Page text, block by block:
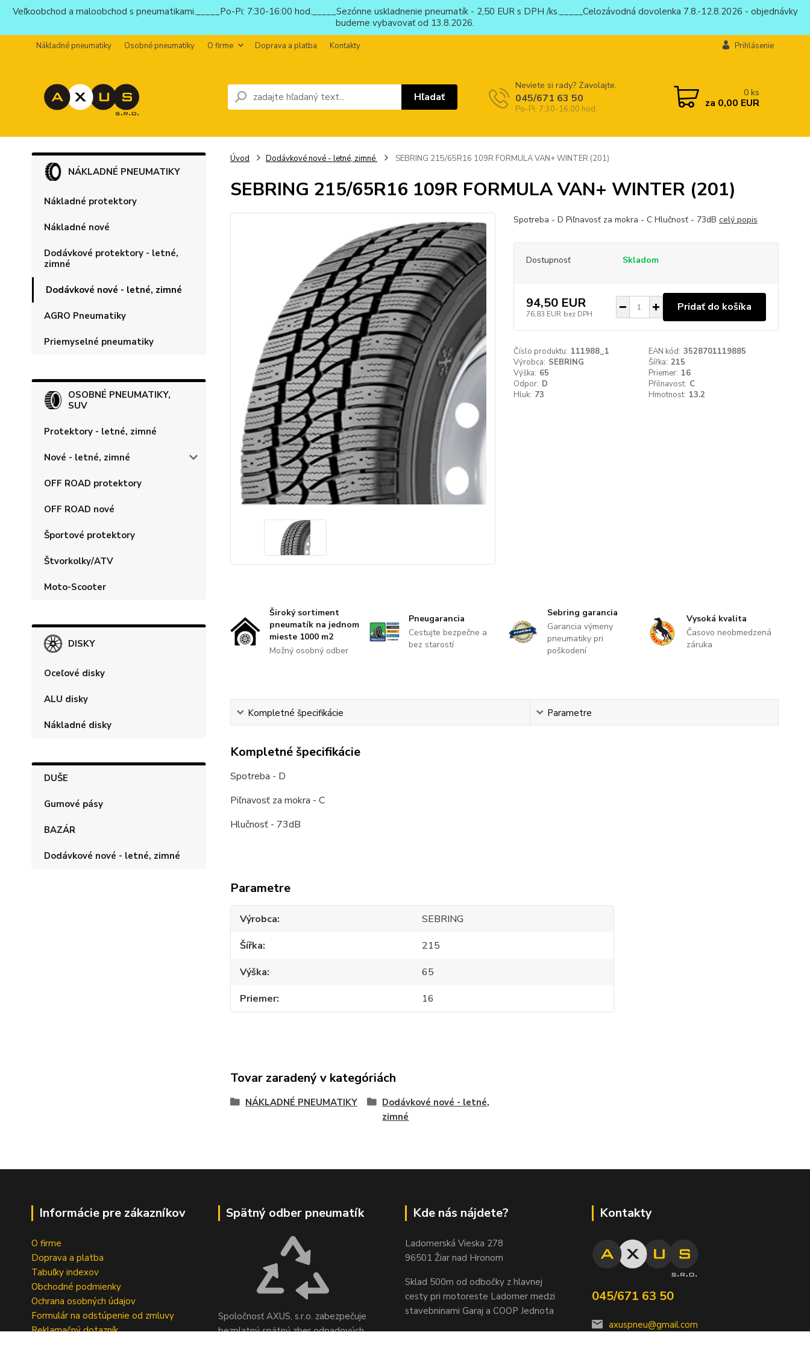
Veľkoobchod a maloobchod s pneumatikami._____Po-Pi: 7:30-16:00 hod._____Sezónne uskladnenie pneumatík - 2,50 EUR s DPH /ks._____Celozávodná dovolenka 7.8.-12.8.2026 - objednávky
budeme vybavovať od 13.8.2026.
Nákladné pneumatiky Osobné pneumatiky O firme Doprava a platba Kontakty Prihlásenie
Hľadať
Neviete si rady? Zavolajte.
045/671 63 50
Po-Pi: 7:30-16:00 hod.
0 ks
za 0,00 EUR
NÁKLADNÉ PNEUMATIKY
Nákladné protektory
Nákladné nové
Dodávkové protektory - letné,
zimné
Dodávkové nové - letné, zimné
AGRO Pneumatiky
Priemyselné pneumatiky
OSOBNÉ PNEUMATIKY,
SUV
Protektory - letné, zimné
Nové - letné, zimné
OFF ROAD protektory
OFF ROAD nové
Športové protektory
Štvorkolky/ATV
Moto-Scooter
DISKY
Oceľové disky
ALU disky
Nákladné disky
DUŠE
Gumové pásy
BAZÁR
Dodávkové nové - letné, zimné
Úvod Dodávkové nové - letné, zimné SEBRING 215/65R16 109R FORMULA VAN+ WINTER (201)
SEBRING 215/65R16 109R FORMULA VAN+ WINTER (201)
Spotreba - D Piľnavosť za mokra - C Hlučnosť - 73dB celý popis
Dostupnosť Skladom
94,50 EUR
76,83 EUR bez DPH
Pridať do košíka
Číslo produktu: 111988_1 EAN kód: 3528701119885
Výrobca: SEBRING Šířka: 215
Výška: 65 Priemer: 16
Odpor: D Přilnavost: C
Hluk: 73 Hmotnost: 13.2
Široký sortiment
pneumatík na jednom
mieste 1000 m2
Možný osobný odber
Pneugarancia
Cestujte bezpečne a
bez starostí
Sebring garancia
Garancia výmeny
pneumatiky pri
poškodení
Vysoká kvalita
Časovo neobmedzená
záruka
Kompletné špecifikácie Parametre
Kompletné špecifikácie
Spotreba - D
Piľnavosť za mokra - C
Hlučnosť - 73dB
Parametre
Výrobca
SEBRING
Šířka
215
Výška
65
Priemer
16
Tovar zaradený v kategóriách
NÁKLADNÉ PNEUMATIKY
Dodávkové nové - letné,
zimné
Informácie pre zákazníkov
O firme
Doprava a platba
Tabuľky indexov
Obchodné podmienky
Ochrana osobných údajov
Formulár na odstúpenie od zmluvy
Reklamačný dotazník
Spätný odber pneumatík
Spoločnosť AXUS, s.r.o. zabezpečuje
bezplatný spätný zber odpadových
Kde nás nájdete?
Ladomerská Vieska 278
96501 Žiar nad Hronom
Sklad 500m od odbočky z hlavnej
cesty pri motoreste Ladomer medzi
stavebninami Garaj a COOP Jednota
Kontakty
045/671 63 50
axuspneu@gmail.com